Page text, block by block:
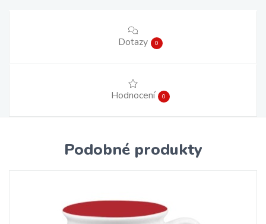
Dotazy 0
Hodnocení 0
Podobné produkty